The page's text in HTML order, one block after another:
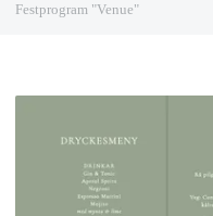
Festprogram "Venue"